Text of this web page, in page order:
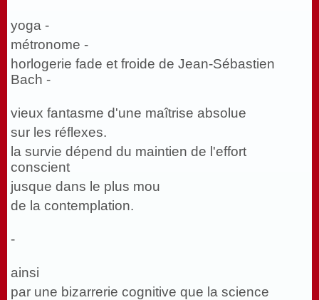
yoga -
métronome -
horlogerie fade et froide de Jean-Sébastien
Bach -
vieux fantasme d'une maîtrise absolue
sur les réflexes.
la survie dépend du maintien de l'effort
conscient
jusque dans le plus mou
de la contemplation.
-
ainsi
par une bizarrerie cognitive que la science